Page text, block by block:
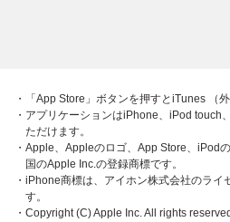
・「App Store」ボタンを押すとiTunes （
・アプリケーションはiPhone、iPod touch
ただけます。
・Apple、Appleのロゴ、App Store、iPod
国のApple Inc.の登録商標です。
・iPhone商標は、アイホン株式会社のライ
す。
・Copyright (C) Apple Inc. All rights